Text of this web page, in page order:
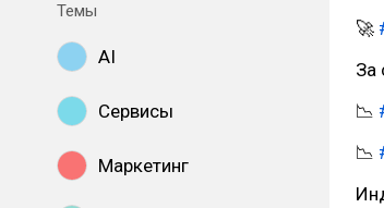
Темы
AI
Сервисы
Маркетинг
🚀
За
📉
📉